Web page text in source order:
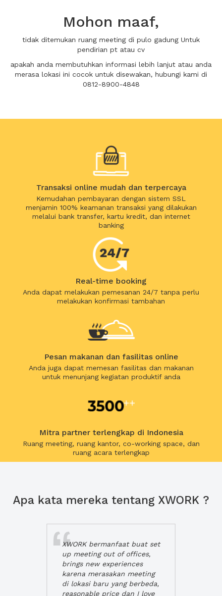
Mohon maaf,
tidak ditemukan ruang meeting di pulo gadung Untuk
pendirian pt atau cv
apakah anda membutuhkan informasi lebih lanjut atau anda
merasa lokasi ini cocok untuk disewakan, hubungi kami di
0812-8900-4848
Transaksi online mudah dan terpercaya
Kemudahan pembayaran dengan sistem SSL
menjamin 100% keamanan transaksi yang dilakukan
melalui bank transfer, kartu kredit, dan internet
banking
Real-time booking
Anda dapat melakukan pemesanan 24/7 tanpa perlu
melakukan konfirmasi tambahan
Pesan makanan dan fasilitas online
Anda juga dapat memesan fasilitas dan makanan
untuk menunjang kegiatan produktif anda
Mitra partner terlengkap di Indonesia
Ruang meeting, ruang kantor, co-working space, dan
ruang acara terlengkap
Apa kata mereka tentang XWORK ?
XWORK bermanfaat buat set
up meeting out of offices,
brings new experiences
karena merasakan meeting
di lokasi baru yang berbeda,
reasonable price dan I love